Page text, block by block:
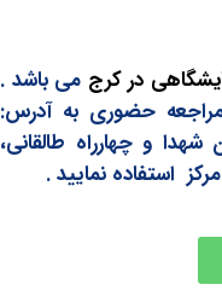
در کرج می باشد .
حضوری به آدرس:
طالقانی،
نمایید .